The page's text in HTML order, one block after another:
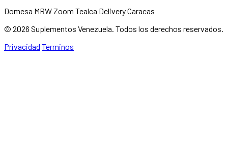
Domesa MRWZoom Tealca Delivery Caracas
© 2026 Suplementos Venezuela. Todos los derechos reservados.
Privacidad Terminos